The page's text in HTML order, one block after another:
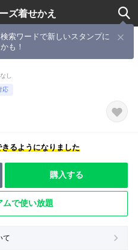
ズ着せかえ
検索ワードで新しいスタンプに
も！
dog!2
し
応
るようになりました
購入する
ムで使い放題
て